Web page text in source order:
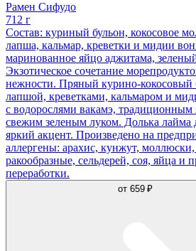
Рамен Сифудо
712 г
Состав: куриный бульон, кокосовое
лапша, кальмар, креветки и мидии
маринованное яйцо аджитама,
Экзотическое сочетание
нежности. Пряный курино-кокосовый
лапшой, креветками, кальмаром и
с водорослями вакамэ,
свежим зеленым луком. Долька лайма
яркий акцент. Произведено на
аллергены: арахис, кунжут,
ракообразные, сельдерей, соя, яйца и
переработки.
от 659 ₽